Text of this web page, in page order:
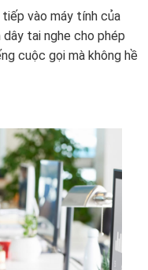
vào máy tính của
tai nghe cho phép
cuộc gọi mà không hề